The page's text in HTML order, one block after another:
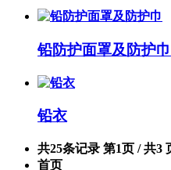
铅防护面罩及防护巾
铅衣
共25条记录 第1页 / 共3
首页